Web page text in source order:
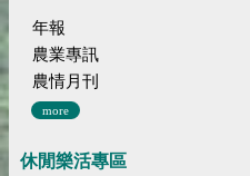
年報
農業專訊
農情月刊
more
休閒樂活專區